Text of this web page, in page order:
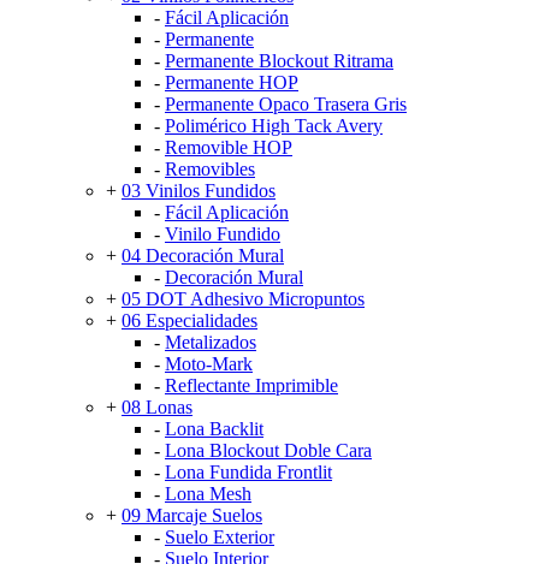
- Fácil Aplicación
- Permanente
- Permanente Blockout Ritrama
- Permanente HOP
- Permanente Opaco Trasera Gris
- Polimérico High Tack Avery
- Removible HOP
- Removibles
+ 03 Vinilos Fundidos
- Fácil Aplicación
- Vinilo Fundido
+ 04 Decoración Mural
- Decoración Mural
+ 05 DOT Adhesivo Micropuntos
+ 06 Especialidades
- Metalizados
- Moto-Mark
- Reflectante Imprimible
+ 08 Lonas
- Lona Backlit
- Lona Blockout Doble Cara
- Lona Fundida Frontlit
- Lona Mesh
+ 09 Marcaje Suelos
- Suelo Exterior
- Suelo Interior